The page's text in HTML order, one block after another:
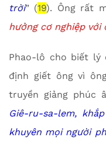
trời” (19). Ông rất
hưởng cơ nghiệp với
Phao-lô cho biết lý
định giết ông vì
truyền giảng phúc
Giê-ru-sa-lem,
khuyên mọi người